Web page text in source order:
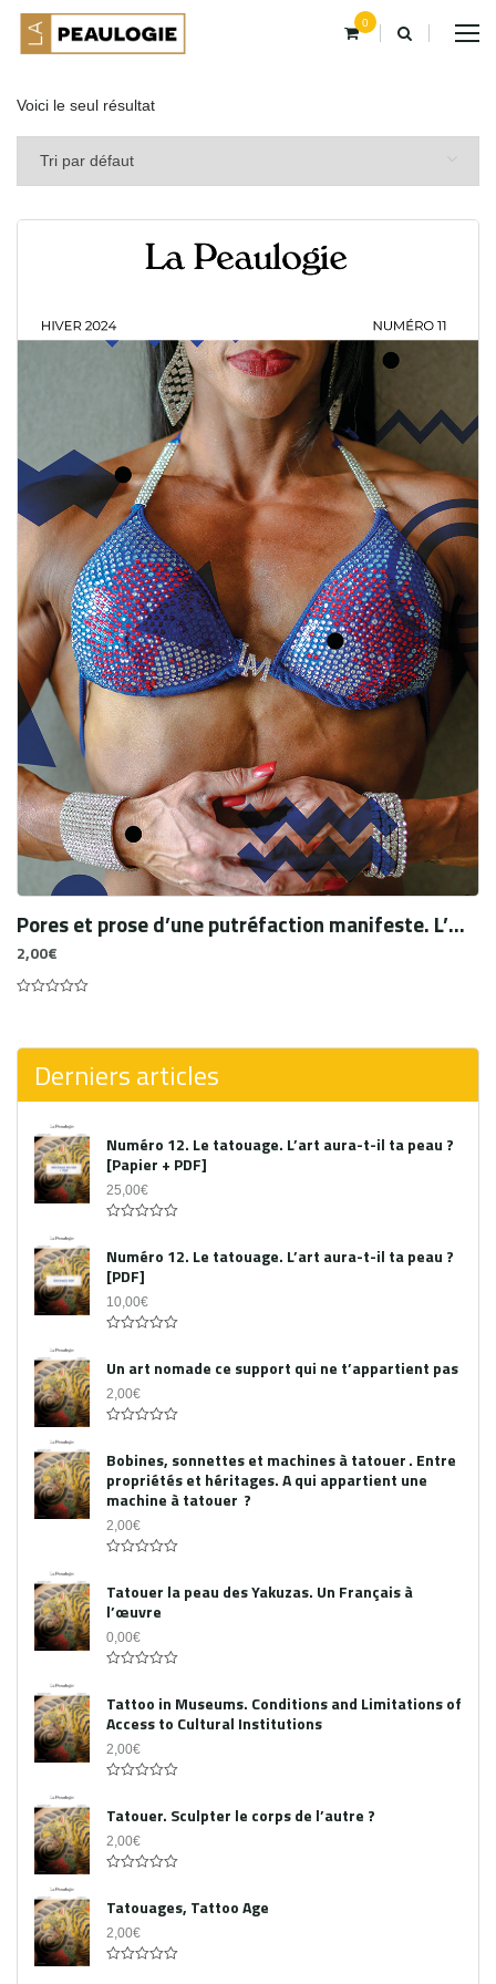
0
Voici le seul résultat
Pores et prose d’une putréfaction manifeste. L’œuvre
2,00€
5
Derniers articles
Numéro 12. Le tatouage. L’art aura-t-il ta peau ?
[Papier + PDF]
25,00€
out
of
5
Numéro 12. Le tatouage. L’art aura-t-il ta peau ?
[PDF]
10,00€
out
of
5
Un art nomade ce support qui ne t’appartient pas
2,00€
out
of
5
Bobines, sonnettes et machines à tatouer . Entre
propriétés et héritages. A qui appartient une
machine à tatouer ?
2,00€
out
of
5
Tatouer la peau des Yakuzas. Un Français à
l’œuvre
0,00€
out
of
5
Tattoo in Museums. Conditions and Limitations of
Access to Cultural Institutions
2,00€
out
of
5
Tatouer. Sculpter le corps de l’autre ?
2,00€
out
of
5
Tatouages, Tattoo Age
2,00€